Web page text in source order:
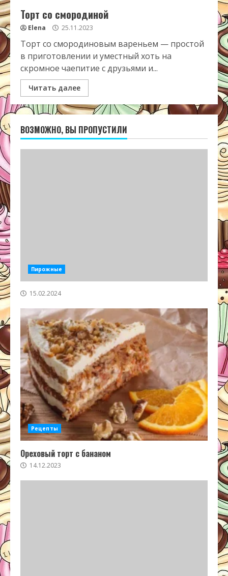
Торт со смородиной
Elena 25.11.2023
Торт со смородиновым вареньем — простой
в приготовлении и уместный хоть на
скромное чаепитие с друзьями и...
Читать далее
ВОЗМОЖНО, ВЫ ПРОПУСТИЛИ
Пирожные
15.02.2024
Рецепты
Ореховый торт с бананом
14.12.2023